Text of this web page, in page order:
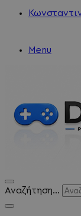
Menu
Αναζήτηση...